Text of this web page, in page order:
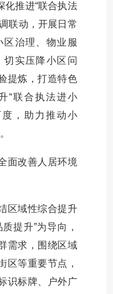
化推进“联合执法
联动，开展日常
治理、物业服
实压降小区问
提炼，打造特色
“联合执法进小
，助力推动小
改善人居环境
域性综合提升
提升”为导向，
需求，围绕区域
区等重要节点，
识标牌、户外广